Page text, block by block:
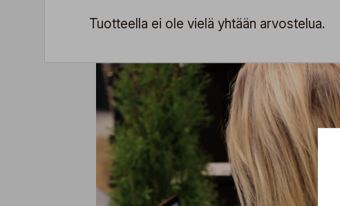
Tuotteella ei ole vielä yhtään arvostelua.